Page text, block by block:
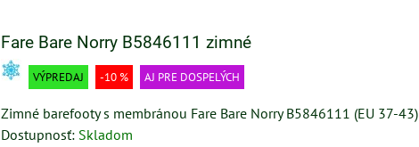
Fare Bare Norry B5846111 zimné
VÝPREDAJ -10 % AJ PRE DOSPELÝCH
Zimné barefooty s membránou Fare Bare Norry B5846111 (EU 37-43)
Dostupnosť: Skladom